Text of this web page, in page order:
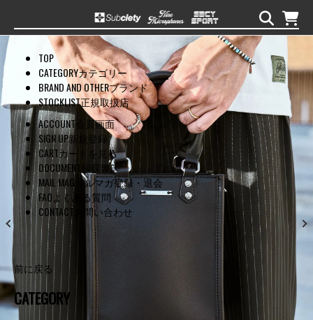
TOP
CATEGORYカテゴリー
BRAND AND OTHERブランド
STOCKLIST正規取扱店
ACCOUNT 会員画面
SIGN UP新規登録
CARTカートを見る
DOCUMENT 領収書等
MAIL MAG メルマガ登録・退会
FAQよくある質問
CONTACT お問い合わせ
前に戻る
CATEGORY